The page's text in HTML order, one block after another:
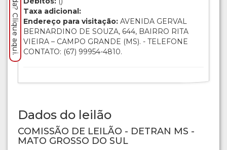
Taxa adicional:
Endereço para visitação: AVENIDA GERVAL
BERNARDINO DE SOUZA, 644, BAIRRO RITA
VIEIRA – CAMPO GRANDE (MS). - TELEFONE
CONTATO: (67) 99954-4810.
Dados do leilão
COMISSÃO DE LEILÃO - DETRAN MS -
MATO GROSSO DO SUL